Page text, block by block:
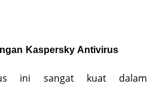
Kaspersky Antivirus
ini sangat kuat dalam